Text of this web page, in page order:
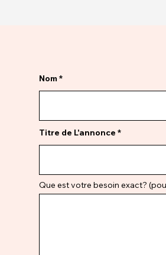
Nom
Titre de L'annonce
Que est votre besoin exact?